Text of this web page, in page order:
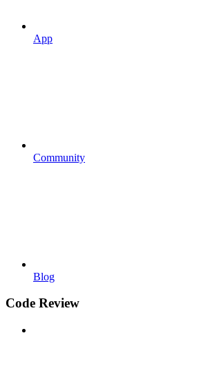
App
Community
Blog
Code Review